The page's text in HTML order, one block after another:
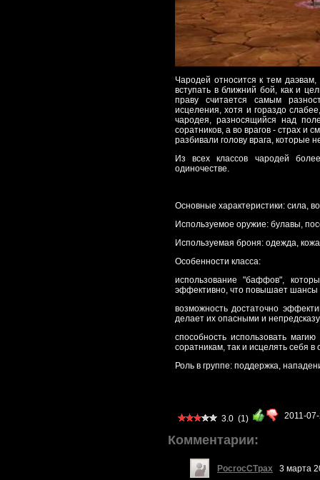
Чародей относится к тем
вступать в ближний бой, как и
праву считается самым
исцеления, хотя и гораздо
чародея, разносящийся над
соратников, а во врагов - страх и
разбивали голову врага, которые
Из всех классов чародей
одиночестве.
Основные характеристики: сила,
Используемое оружие: булавы,
Используемая броня: одежда,
Особенности класса:
использование "баффов",
эффективно, что повышает шансы
возможность достаточно
делает их опасными и
способность использовать
соратникам, так и исцелять себя
Роль в группе: поддержка,
3.0 (1) 2011-
Комментарии:
PocrocCTpax
3 марта